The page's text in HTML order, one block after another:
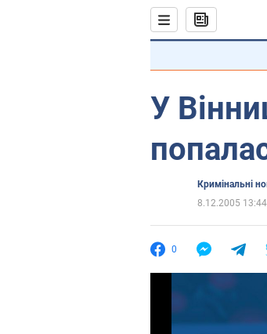
У
Кримінальні
8.12.2005 13:44
0